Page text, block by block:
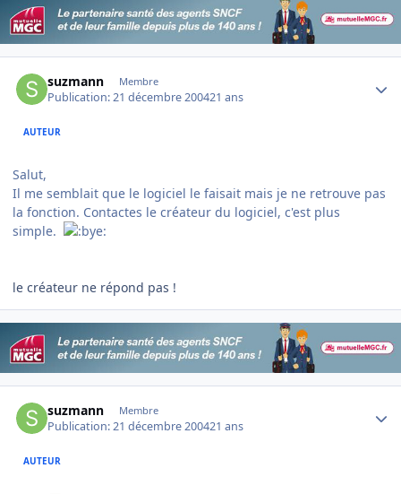
suzmann Membre
Publication:21 décembre 200421 ans
AUTEUR
Salut,
Il me semblait que le logiciel le faisait mais je ne retrouve pas
la fonction. Contactes le créateur du logiciel, c'est plus
simple.
le créateur ne répond pas !
suzmann Membre
Publication:21 décembre 200421 ans
AUTEUR